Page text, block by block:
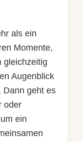
als ein
Momente,
gleichzeitig
Augenblick
Dann geht es
oder
ein